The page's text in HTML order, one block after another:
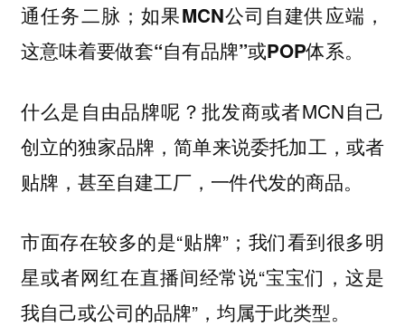
通任务二脉； 如果MCN公司自建供应端，
这意味着要做套“自有品牌”或POP体系。
什么是自由品牌呢？ 批发商或者MCN自己
创立的独家品牌，简单来说委托加工，或者
贴牌，甚至自建工厂，一件代发的商品。
市面存在较多的是“贴牌”；我们看到很多明
星或者网红在直播间经常说“宝宝们，这是
我自己或公司的品牌”，均属于此类型。